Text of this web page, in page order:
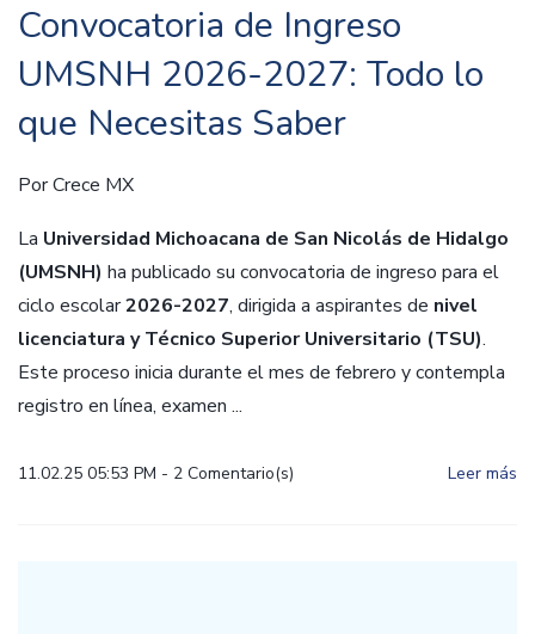
Convocatoria de Ingreso
UMSNH 2026-2027: Todo lo
que Necesitas Saber
PorCrece MX
La Universidad Michoacana de San Nicolás de Hidalgo
(UMSNH) ha publicado su convocatoria de ingreso para el
ciclo escolar2026-2027, dirigida a aspirantes de nivel
licenciatura y Técnico Superior Universitario (TSU).
Este proceso inicia durante el mes de febrero y contempla
registro en línea, examen ...
11.02.25 05:53 PM - 2 Comentario(s) Leer más